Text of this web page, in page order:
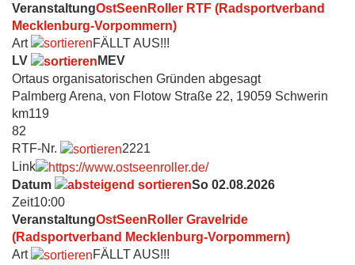
VeranstaltungOstSeenRoller RTF (Radsportverband
Mecklenburg-Vorpommern)
Art
FÄLLT AUS!!!
LV
MEV
Ortaus organisatorischen Gründen abgesagt
Palmberg Arena, von Flotow Straße 22, 19059 Schwerin
km119
82
RTF-Nr.
2221
Link
Datum
So 02.08.2026
Zeit10:00
VeranstaltungOstSeenRoller Gravelride
(Radsportverband Mecklenburg-Vorpommern)
Art
FÄLLT AUS!!!